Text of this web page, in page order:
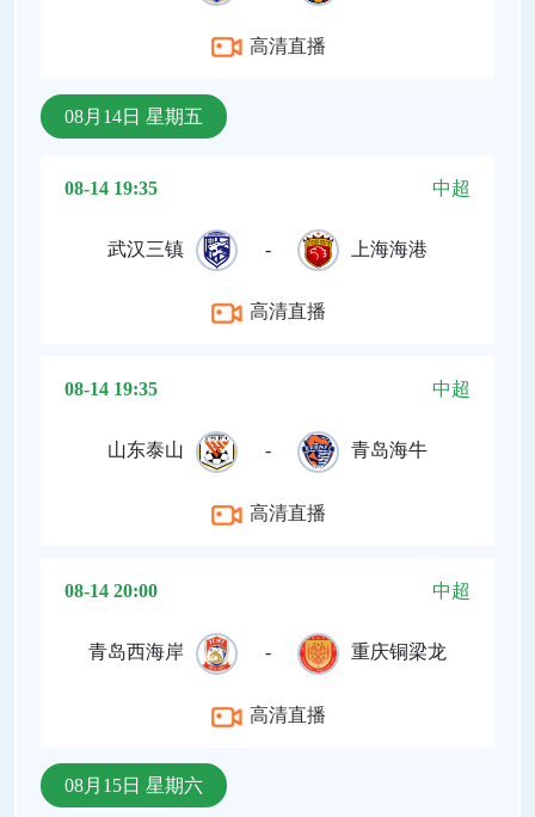
高清直播
08月14日 星期五
08-14 19:35 中超
武汉三镇 - 上海海港
高清直播
08-14 19:35 中超
山东泰山 - 青岛海牛
高清直播
08-14 20:00 中超
青岛西海岸 - 重庆铜梁龙
高清直播
08月15日 星期六